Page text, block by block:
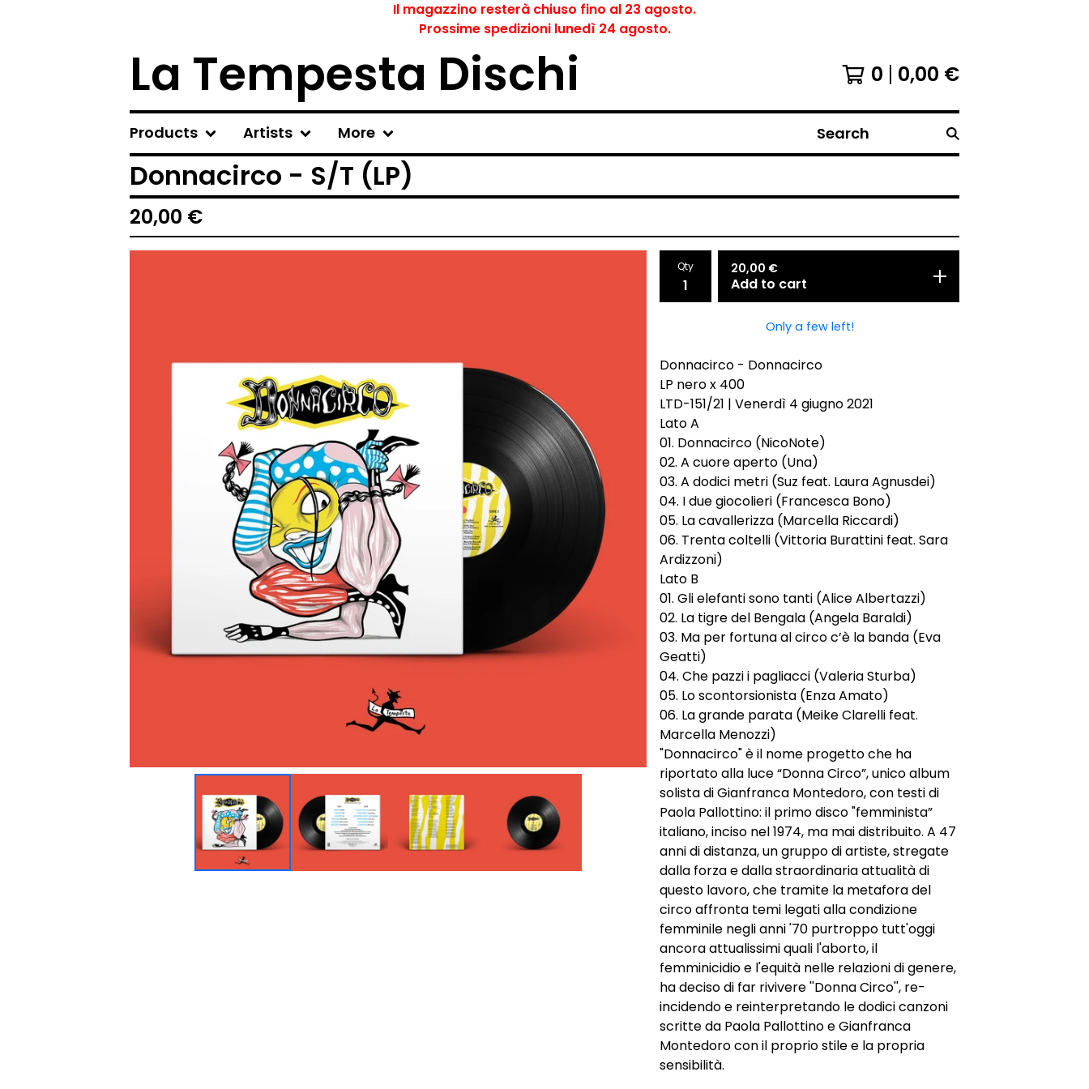
Il magazzino resterà chiuso fino al 23 agosto.
Prossime spedizioni lunedì 24 agosto.
La Tempesta Dischi 0 0,00 €
Products Artists More Search
Donnacirco - S/T (LP)
20,00 €
Qty 20,00 €
Add to cart
Only a few left!
Donnacirco - Donnacirco
LP nero x 400
LTD-151/21 | Venerdì 4 giugno 2021
Lato A
01. Donnacirco (NicoNote)
02. A cuore aperto (Una)
03. A dodici metri (Suz feat. Laura Agnusdei)
04. I due giocolieri (Francesca Bono)
05. La cavallerizza (Marcella Riccardi)
06. Trenta coltelli (Vittoria Burattini feat. Sara
Ardizzoni)
Lato B
01. Gli elefanti sono tanti (Alice Albertazzi)
02. La tigre del Bengala (Angela Baraldi)
03. Ma per fortuna al circo c’è la banda (Eva
Geatti)
04. Che pazzi i pagliacci (Valeria Sturba)
05. Lo scontorsionista (Enza Amato)
06. La grande parata (Meike Clarelli feat.
Marcella Menozzi)
"Donnacirco" è il nome progetto che ha
riportato alla luce “Donna Circo”, unico album
solista di Gianfranca Montedoro, con testi di
Paola Pallottino: il primo disco "femminista”
italiano, inciso nel 1974, ma mai distribuito. A 47
anni di distanza, un gruppo di artiste, stregate
dalla forza e dalla straordinaria attualità di
questo lavoro, che tramite la metafora del
circo affronta temi legati alla condizione
femminile negli anni '70 purtroppo tutt'oggi
ancora attualissimi quali l'aborto, il
femminicidio e l'equità nelle relazioni di genere,
ha deciso di far rivivere ''Donna Circo'', re-
incidendo e reinterpretando le dodici canzoni
scritte da Paola Pallottino e Gianfranca
Montedoro con il proprio stile e la propria
sensibilità.